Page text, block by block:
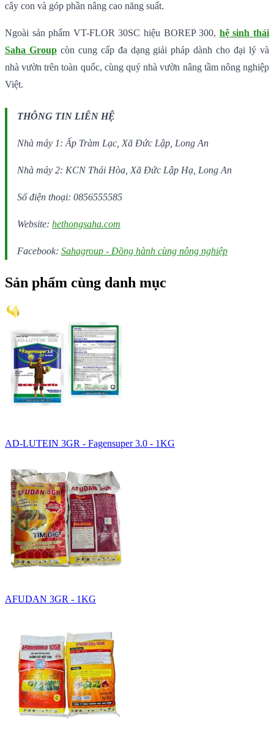
cây con và góp phần nâng cao năng suất.
Ngoài sản phẩm VT-FLOR 30SC hiệu BOREP 300, hệ sinh thái
Saha Groupcòn cung cấp đa dạng giải pháp dành cho đại lý và
nhà vườn trên toàn quốc, cùng quý nhà vườn nâng tầm nông nghiệp
Việt.
THÔNG TIN LIÊN HỆ
Nhà máy 1: Ấp Tràm Lạc, Xã Đức Lập, Long An
Nhà máy 2: KCN Thái Hòa, Xã Đức Lập Hạ, Long An
Số điện thoại: 0856555585
Website: hethongsaha.com
Facebook: Sahagroup - Đồng hành cùng nông nghiệp
Sản phẩm cùng danh mục
AD-LUTEIN 3GR - Fagensuper 3.0 - 1KG
AFUDAN 3GR - 1KG